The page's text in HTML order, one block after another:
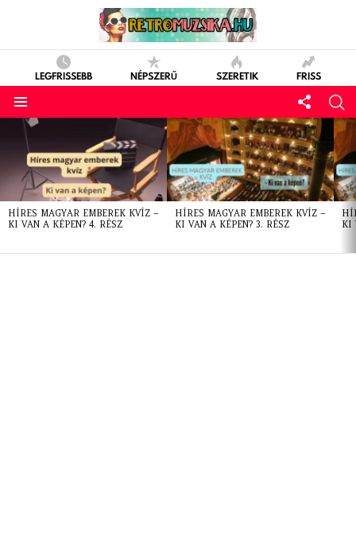
LEGFRISSEBB NÉPSZERŰ SZERETIK FRISS
LATEST
STORIES
HÍRES MAGYAR EMBEREK KVÍZ –
KI VAN A KÉPEN? 4. RÉSZ
HÍRES MAGYAR EMBEREK KVÍZ –
KI VAN A KÉPEN? 3. RÉSZ
KI